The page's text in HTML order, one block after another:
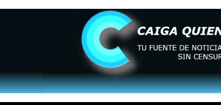
apagones y promesas incumplidas... AGOSTO 6, 2026
de derechos humanos en el Minister... AGOSTO 6, 2026